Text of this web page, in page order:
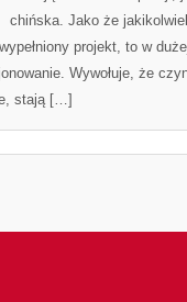
chińska. Jako że
projekt, to w
Wywołuje, że
stają […]